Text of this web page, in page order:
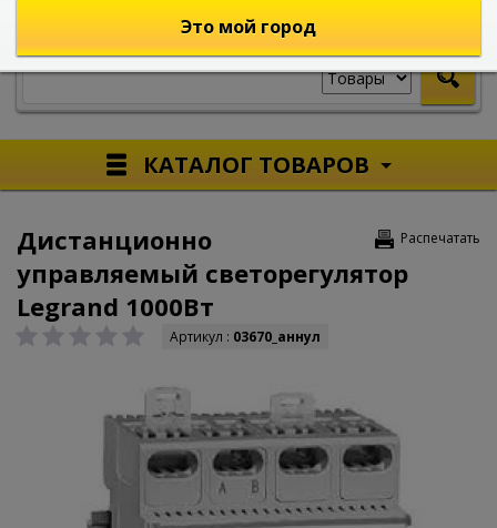
КАТАЛОГ ТОВАРОВ
Распечатать
Дистанционно
управляемый светорегулятор
Legrand 1000Вт
Артикул : 03670_аннул
Это мой город